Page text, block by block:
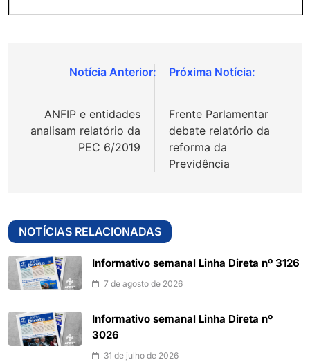
Navegação
Post
ANFIP e entidades
analisam relatório da
PEC 6/2019
Frente Parlamentar
debate relatório da
reforma da
Previdência
NOTÍCIAS RELACIONADAS
Informativo semanal Linha Direta nº 3126
7 de agosto de 2026
Informativo semanal Linha Direta nº
3026
31 de julho de 2026